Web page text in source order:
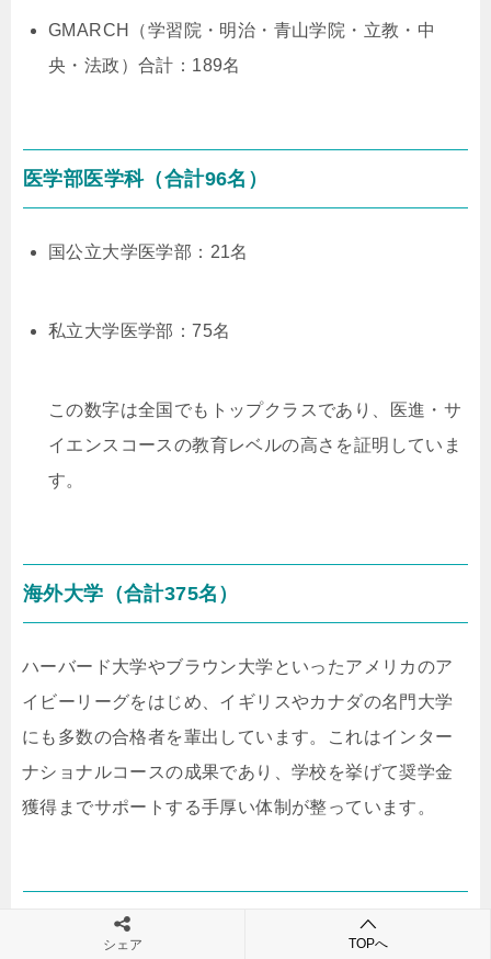
GMARCH（学習院・明治・青山学院・立教・中
央・法政）合計：189名
医学部医学科（合計96名）
国公立大学医学部：21名
私立大学医学部：75名
この数字は全国でもトップクラスであり、医進・サ
イエンスコースの教育レベルの高さを証明していま
す。
海外大学（合計375名）
ハーバード大学やブラウン大学といったアメリカのア
イビーリーグをはじめ、イギリスやカナダの名門大学
にも多数の合格者を輩出しています。これはインター
ナショナルコースの成果であり、学校を挙げて奨学金
獲得までサポートする手厚い体制が整っています。
進学実績を支える取り組み
シェア TOPへ